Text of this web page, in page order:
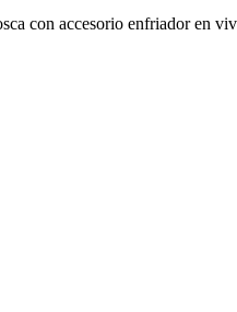
con accesorio enfriador en